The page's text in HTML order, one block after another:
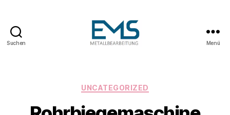
Suchen Menü
Kategorien
UNCATEGORIZED